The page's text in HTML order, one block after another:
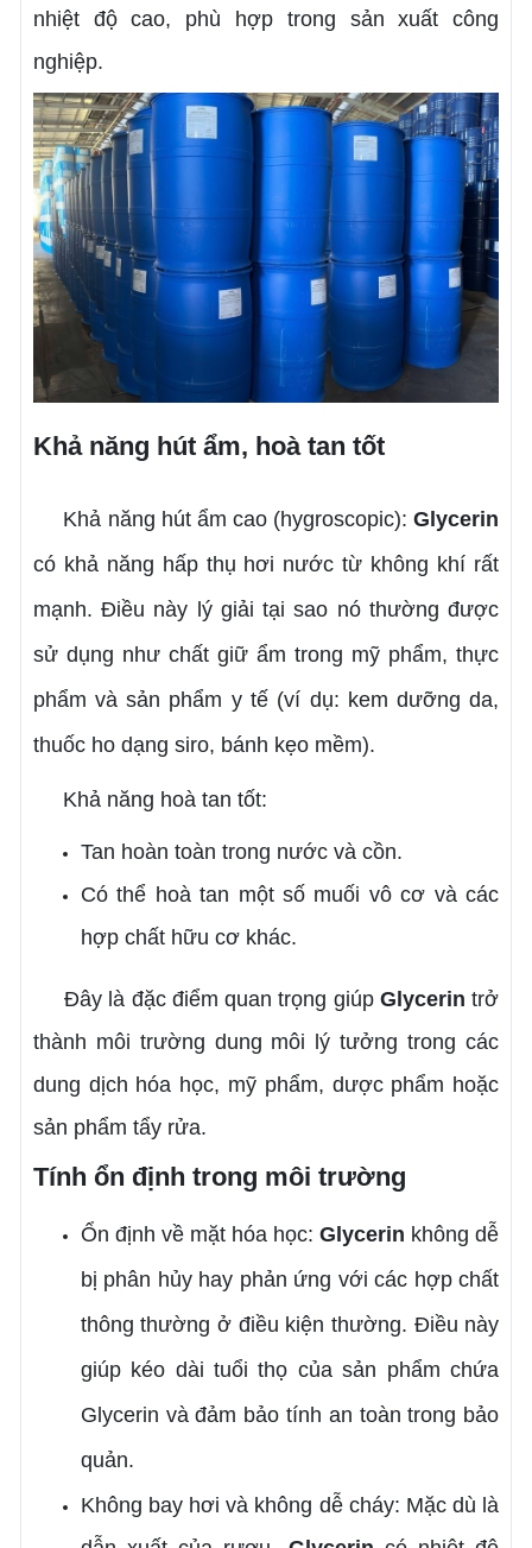
nhiệt độ cao, phù hợp trong sản xuất công
nghiệp.
Khả năng hút ẩm, hoà tan tốt
Khả năng hút ẩm cao (hygroscopic):Glycerin
có khả năng hấp thụ hơi nước từ không khí rất
mạnh. Điều này lý giải tại sao nó thường được
sử dụng như chất giữ ẩm trong mỹ phẩm, thực
phẩm và sản phẩm y tế (ví dụ: kem dưỡng da,
thuốc ho dạng siro, bánh kẹo mềm).
Khả năng hoà tan tốt:
Tan hoàn toàn trong nước và cồn.
Có thể hoà tan một số muối vô cơ và các
hợp chất hữu cơ khác.
Đây là đặc điểm quan trọng giúp Glycerin trở
thành môi trường dung môi lý tưởng trong các
dung dịch hóa học, mỹ phẩm, dược phẩm hoặc
sản phẩm tẩy rửa.
Tính ổn định trong môi trường
Ổn định về mặt hóa học:Glycerin không dễ
bị phân hủy hay phản ứng với các hợp chất
thông thường ở điều kiện thường. Điều này
giúp kéo dài tuổi thọ của sản phẩm chứa
Glycerin và đảm bảo tính an toàn trong bảo
quản.
Không bay hơi và không dễ cháy: Mặc dù là